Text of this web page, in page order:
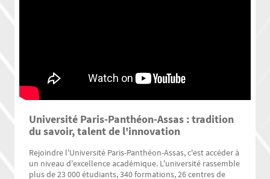
Université Paris-Panthéon-Assas : tradition
du savoir, talent de l'innovation
Rejoindre l'Université Paris-Panthéon-Assas, c'est accéder à
un niveau d'excellence académique. L'université rassemble
plus de 23 000 étudiants, 340 formations, 26 centres de